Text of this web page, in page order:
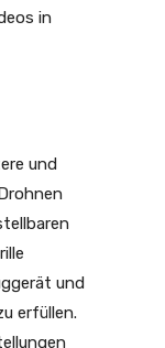
in
und
und
erfüllen.